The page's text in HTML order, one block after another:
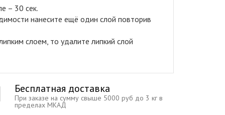
– 30 сек.
нанесите ещё один слой повторив
слоем, то удалите липкий слой
Бесплатная доставка
При заказе на сумму свыше 5000 руб до 3 кг в
пределах МКАД